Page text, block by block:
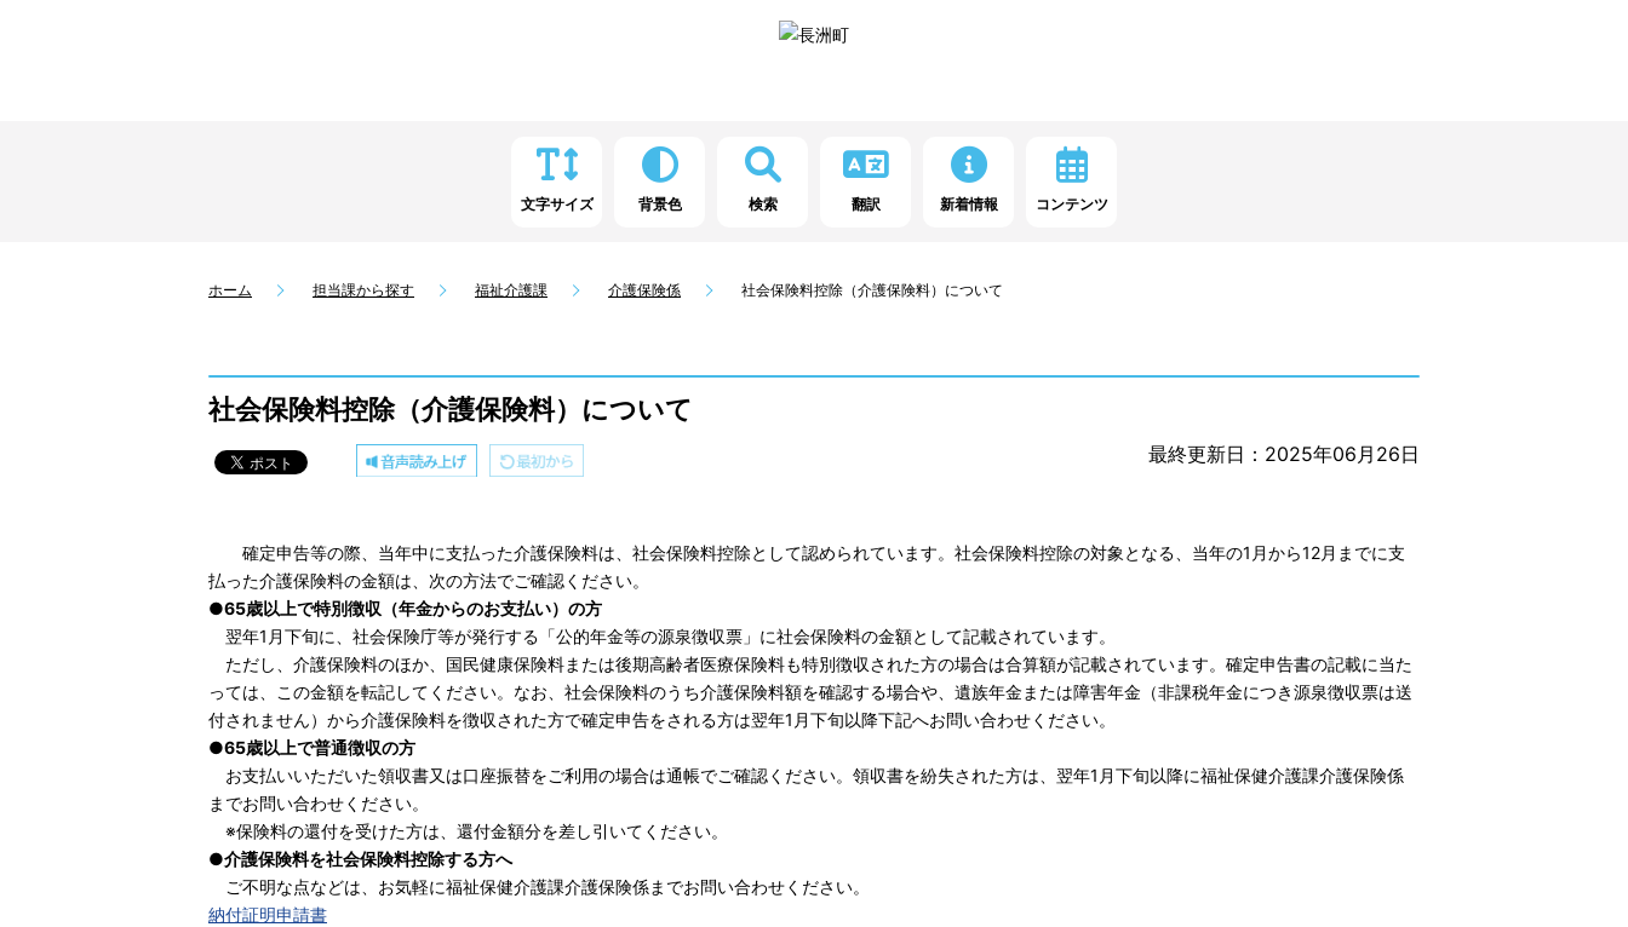
文字サイズ 背景色 検索 翻訳 新着情報 コンテンツ
ホーム 担当課から探す 福祉介護課 介護保険係 社会保険料控除（介護保険料）について
社会保険料控除（介護保険料）について
最終更新日：2025年06月26日
確定申告等の際、当年中に支払った介護保険料は、社会保険料控除として認められています。社会保険料控除の対象となる、当年の1月から12月までに支
払った介護保険料の金額は、次の方法でご確認ください。
●65歳以上で特別徴収（年金からのお支払い）の方
翌年1月下旬に、社会保険庁等が発行する「公的年金等の源泉徴収票」に社会保険料の金額として記載されています。
ただし、介護保険料のほか、国民健康保険料または後期高齢者医療保険料も特別徴収された方の場合は合算額が記載されています。確定申告書の記載に当た
っては、この金額を転記してください。なお、社会保険料のうち介護保険料額を確認する場合や、遺族年金または障害年金（非課税年金につき源泉徴収票は送
付されません）から介護保険料を徴収された方で確定申告をされる方は翌年1月下旬以降下記へお問い合わせください。
●65歳以上で普通徴収の方
お支払いいただいた領収書又は口座振替をご利用の場合は通帳でご確認ください。領収書を紛失された方は、翌年1月下旬以降に福祉保健介護課介護保険係
までお問い合わせください。
※保険料の還付を受けた方は、還付金額分を差し引いてください。
●介護保険料を社会保険料控除する方へ
ご不明な点などは、お気軽に福祉保健介護課介護保険係までお問い合わせください。
納付証明申請書